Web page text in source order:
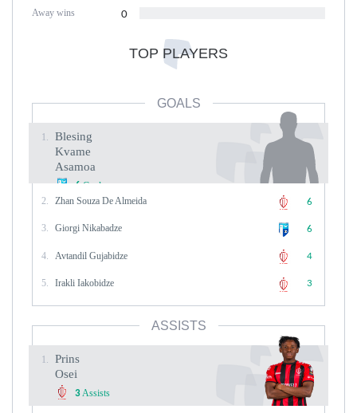
Away wins 0
TOP PLAYERS
GOALS
1.
Blesing
Kvame
Asamoa
6Goals
2.
Zhan Souza De Almeida 6
3. Giorgi Nikabadze 6
4. Avtandil Gujabidze 4
5. Irakli Iakobidze 3
ASSISTS
1.
Prins
Osei
3 Assists